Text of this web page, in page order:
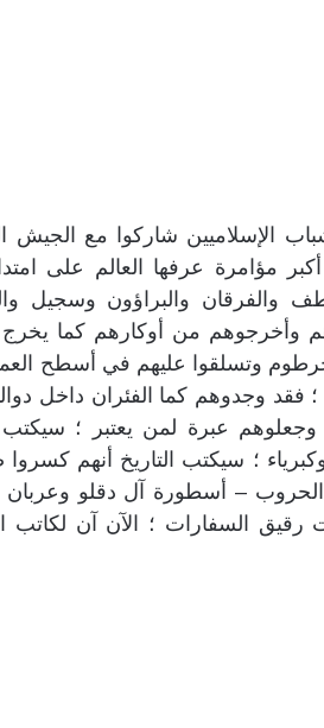
الإسلاميين شاركوا مع الجيش
مؤامرة عرفها العالم على امتداد
والفرقان والبراؤون وسجيل
وأخرجوهم من أوكارهم كما
وتسلقوا عليهم في أسطح
؛ فقد وجدوهم كما الفئران داخل
! وجعلوهم عبرة لمن يعتبر ؛ سيكتب
؛ سيكتب التاريخ أنهم
الحروب – أسطورة آل دقلو
السفارات ؛ الآن آن لكاتب